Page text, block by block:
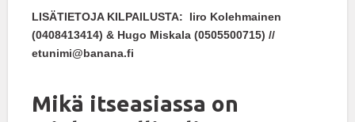
LISÄTIETOJA KILPAILUSTA: Iiro Kolehmainen
(0408413414) & Hugo Miskala (0505500715) //
etunimi@banana.fi
Mikä itseasiassa on